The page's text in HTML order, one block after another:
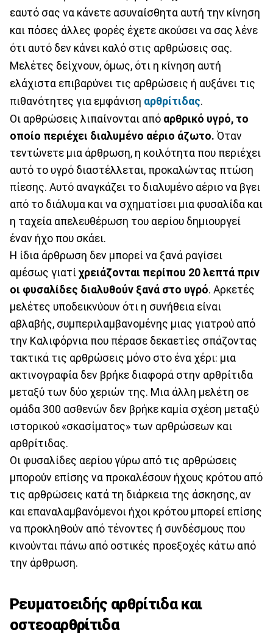
εαυτό σας να κάνετε ασυναίσθητα αυτή την κίνηση
και πόσες άλλες φορές έχετε ακούσει να σας λένε
ότι αυτό δεν κάνει καλό στις αρθρώσεις σας.
Μελέτες δείχνουν, όμως, ότι η κίνηση αυτή
ελάχιστα επιβαρύνει τις αρθρώσεις ή αυξάνει τις
πιθανότητες για εμφάνιση αρθρίτιδας.
Οι αρθρώσεις λιπαίνονται από αρθρικό υγρό, το
οποίο περιέχει διαλυμένο αέριο άζωτο. Όταν
τεντώνετε μια άρθρωση, η κοιλότητα που περιέχει
αυτό το υγρό διαστέλλεται, προκαλώντας πτώση
πίεσης. Αυτό αναγκάζει το διαλυμένο αέριο να βγει
από το διάλυμα και να σχηματίσει μια φυσαλίδα και
η ταχεία απελευθέρωση του αερίου δημιουργεί
έναν ήχο που σκάει.
Η ίδια άρθρωση δεν μπορεί να ξανά ραγίσει
αμέσως γιατί χρειάζονται περίπου 20 λεπτά πριν
οι φυσαλίδες διαλυθούν ξανά στο υγρό. Αρκετές
μελέτες υποδεικνύουν ότι η συνήθεια είναι
αβλαβής, συμπεριλαμβανομένης μιας γιατρού από
την Καλιφόρνια που πέρασε δεκαετίες σπάζοντας
τακτικά τις αρθρώσεις μόνο στο ένα χέρι: μια
ακτινογραφία δεν βρήκε διαφορά στην αρθρίτιδα
μεταξύ των δύο χεριών της. Μια άλλη μελέτη σε
ομάδα 300 ασθενών δεν βρήκε καμία σχέση μεταξύ
ιστορικού «σκασίματος» των αρθρώσεων και
αρθρίτιδας.
Οι φυσαλίδες αερίου γύρω από τις αρθρώσεις
μπορούν επίσης να προκαλέσουν ήχους κρότου από
τις αρθρώσεις κατά τη διάρκεια της άσκησης, αν
και επαναλαμβανόμενοι ήχοι κρότου μπορεί επίσης
να προκληθούν από τένοντες ή συνδέσμους που
κινούνται πάνω από οστικές προεξοχές κάτω από
την άρθρωση.
Ρευματοειδής αρθρίτιδα και
οστεοαρθρίτιδα